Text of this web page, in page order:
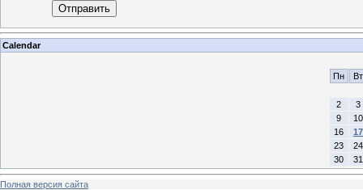
Отправить
Calendar
Пн Вт
2
3
9
10
16
17
23
24
30
31
Полная версия сайта